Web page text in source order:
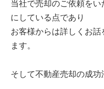
当社で売却のご依頼を
にしている点であり
お客様からは詳しくお
ます。
そして不動産売却の成